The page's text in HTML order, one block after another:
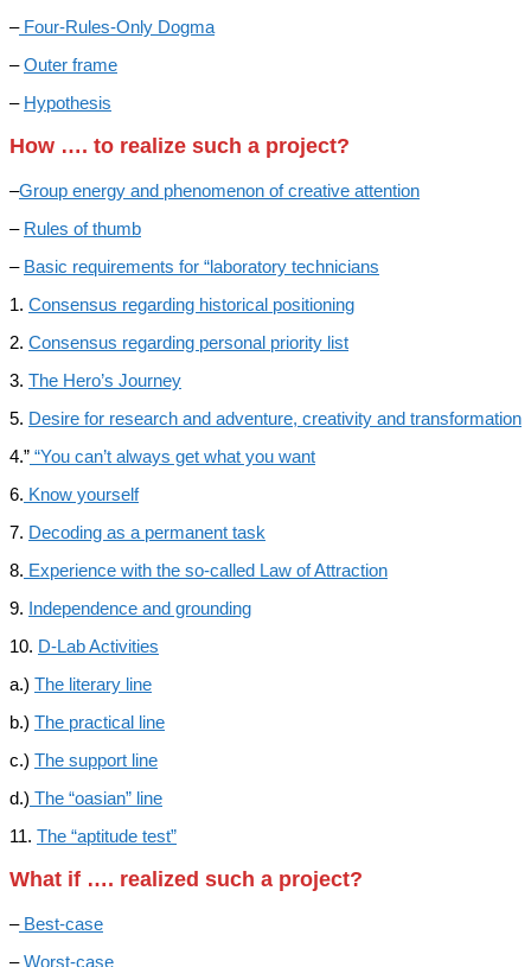
–Four-Rules-Only Dogma
–Outer frame
– Hypothesis
How …. to realize such a project?
–Group energy and phenomenon of creative attention
– Rules of thumb
– Basic requirements for “laboratory technicians
1. Consensus regarding historical positioning
2. Consensus regarding personal priority list
3. The Hero’s Journey
5. Desire for research and adventure, creativity and transformation
4.” “You can’t always get what you want
6. Know yourself
7. Decoding as a permanent task
8. Experience with the so-called Law of Attraction
9. Independence and grounding
10. D-Lab Activities
a.) The literary line
b.) The practical line
c.) The support line
d.) The “oasian” line
11. The “aptitude test”
What if …. realized such a project?
–Best-case
–Worst-case